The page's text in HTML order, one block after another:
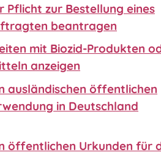
Pflicht zur Bestellung eines
beantragen
mit Biozid-Produkten
anzeigen
ausländischen öffentlichen
in Deutschland
öffentlichen Urkunden für